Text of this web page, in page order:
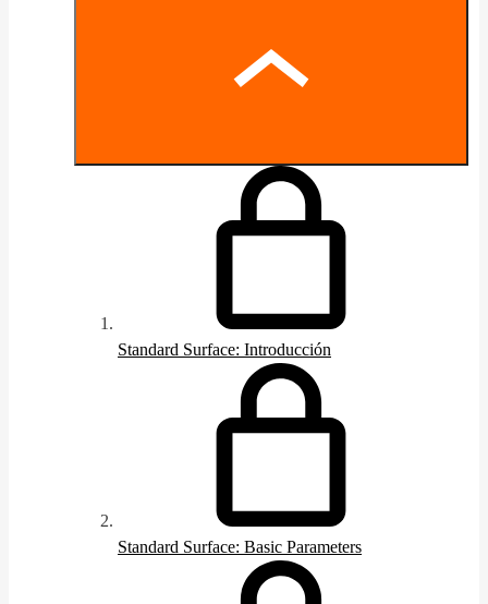
Standard Surface: Introducción
Standard Surface: Basic Parameters